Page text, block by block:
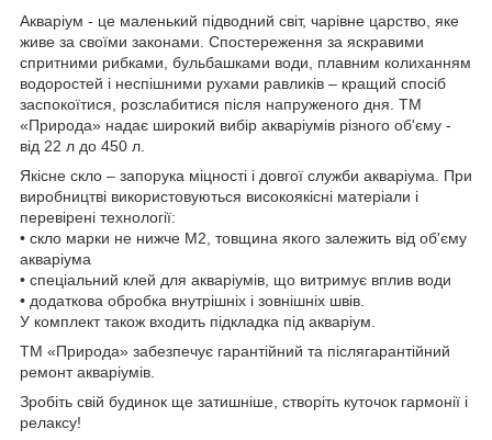
Акваріум - це маленький підводний світ, чарівне царство, яке
живе за своїми законами. Спостереження за яскравими
спритними рибками, бульбашками води, плавним колиханням
водоростей і неспішними рухами равликів – кращий спосіб
заспокоїтися, розслабитися після напруженого дня. ТМ
«Природа» надає широкий вибір акваріумів різного об'єму -
від 22 л до 450 л.
Якісне скло – запорука міцності і довгої служби акваріума. При
виробництві використовуються високоякісні матеріали і
перевірені технології:
• скло марки не нижче М2, товщина якого залежить від об'єму
акваріума
• спеціальний клей для акваріумів, що витримує вплив води
• додаткова обробка внутрішніх і зовнішніх швів.
У комплект також входить підкладка під акваріум.
ТМ «Природа» забезпечує гарантійний та післягарантійний
ремонт акваріумів.
Зробіть свій будинок ще затишніше, створіть куточок гармонії і
релаксу!